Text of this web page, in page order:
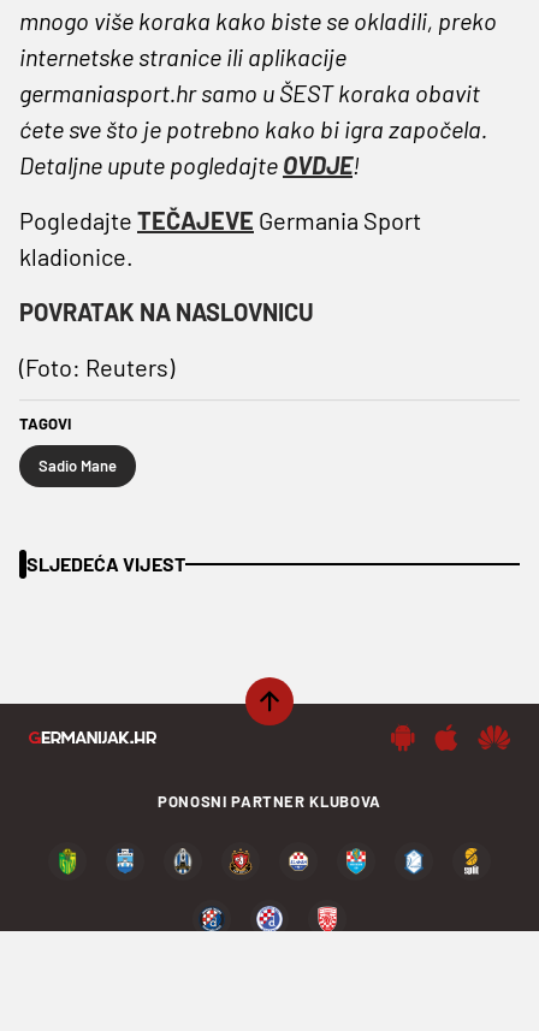
mnogo više koraka kako biste se okladili, preko
internetske stranice ili aplikacije
germaniasport.hr samo u ŠEST koraka obavit
ćete sve što je potrebno kako bi igra započela.
Detaljne upute pogledajte OVDJE!
Pogledajte TEČAJEVE Germania Sport
kladionice.
POVRATAK NA NASLOVNICU
(Foto: Reuters)
TAGOVI
Sadio Mane
SLJEDEĆA VIJEST
PONOSNI PARTNER KLUBOVA